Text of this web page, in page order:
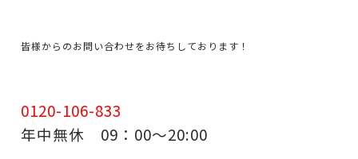
皆様からのお問い合わせをお待ちしております！
0120-106-833
年中無休 09：00～20:00